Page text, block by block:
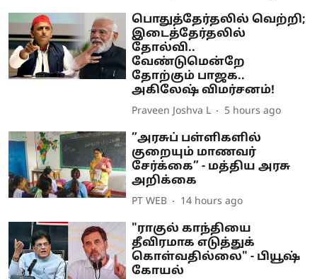
பொதுத்தேர்தலில் வெற்றி;
இடைத்தேர்தலில்
தோல்வி..
வேண்டுமென்றே
தோற்கும் பாஜக..
அகிலேஷ் விமர்சனம்!
Praveen Joshva L 5 hours ago
”அரசுப் பள்ளிகளில்
குறையும் மாணவர்
சேர்க்கை” - மத்திய அரசு
அறிக்கை
PT WEB 14 hours ago
"ராகுல் காந்தியை
தீவிரமாக எடுத்துக்
கொள்வதில்லை" - பியூஷ்
கோயல்